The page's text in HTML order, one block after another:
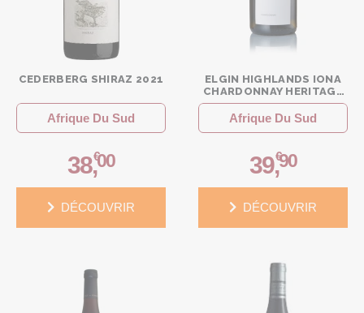
CEDERBERG SHIRAZ 2021
Afrique Du Sud
38
,€00
DÉCOUVRIR
ELGIN HIGHLANDS IONA
CHARDONNAY HERITAGE
RANGE 2023
Afrique Du Sud
39
,€90
DÉCOUVRIR